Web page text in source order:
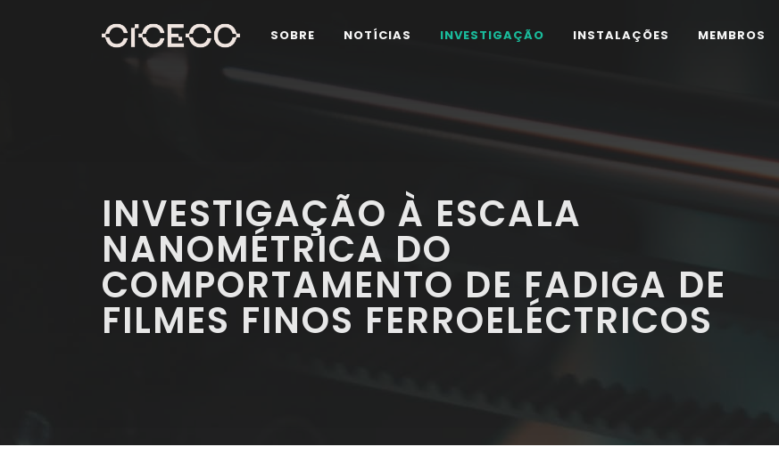
SOBRE NOTÍCIAS INVESTIGAÇÃO INSTALAÇÕES MEMBROS
INVESTIGAÇÃO À ESCALA
NANOMÉTRICA DO
COMPORTAMENTO DE FADIGA DE
FILMES FINOS FERROELÉCTRICOS